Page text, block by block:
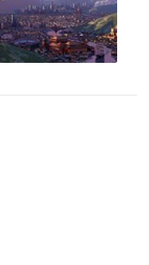
Like Wine